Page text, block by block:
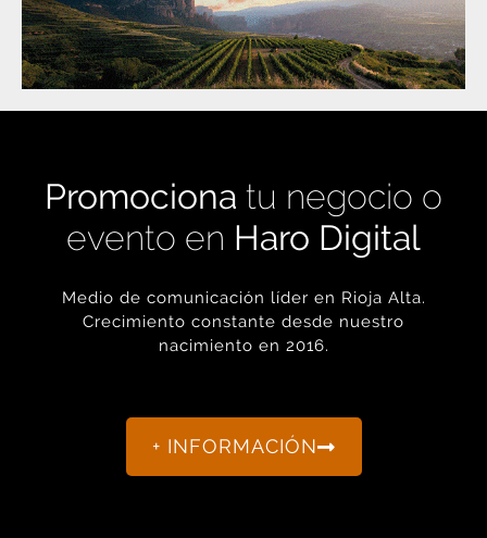
Promociona tu negocio o
evento en Haro Digital
Medio de comunicación líder en Rioja Alta.
Crecimiento constante desde nuestro
nacimiento en 2016.
+ INFORMACIÓN